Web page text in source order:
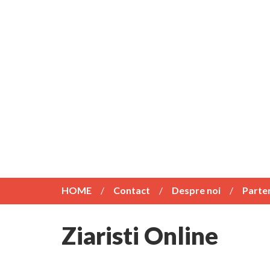
HOME Contact Despre noi
Ziaristi Online